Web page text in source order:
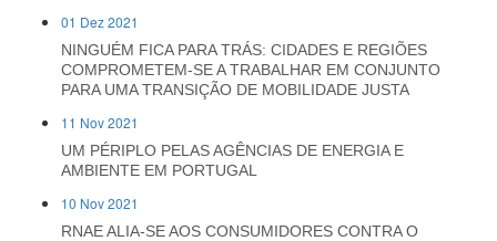
01 Dez 2021
NINGUÉM FICA PARA TRÁS: CIDADES E REGIÕES
COMPROMETEM-SE A TRABALHAR EM CONJUNTO
PARA UMA TRANSIÇÃO DE MOBILIDADE JUSTA
11 Nov 2021
UM PÉRIPLO PELAS AGÊNCIAS DE ENERGIA E
AMBIENTE EM PORTUGAL
10 Nov 2021
RNAE ALIA-SE AOS CONSUMIDORES CONTRA O